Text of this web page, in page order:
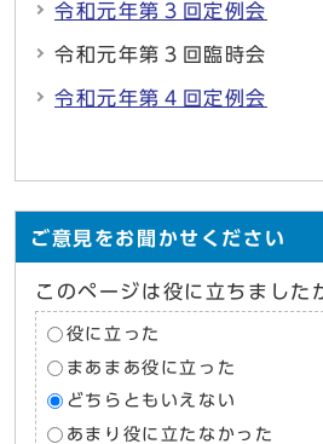
令和元年第３回定例会
令和元年第３回臨時会
令和元年第４回定例会
ご意見をお聞かせください
このページは役に立ちました
役に立った
まあまあ役に立った
どちらともいえない
あまり役に立たなかった